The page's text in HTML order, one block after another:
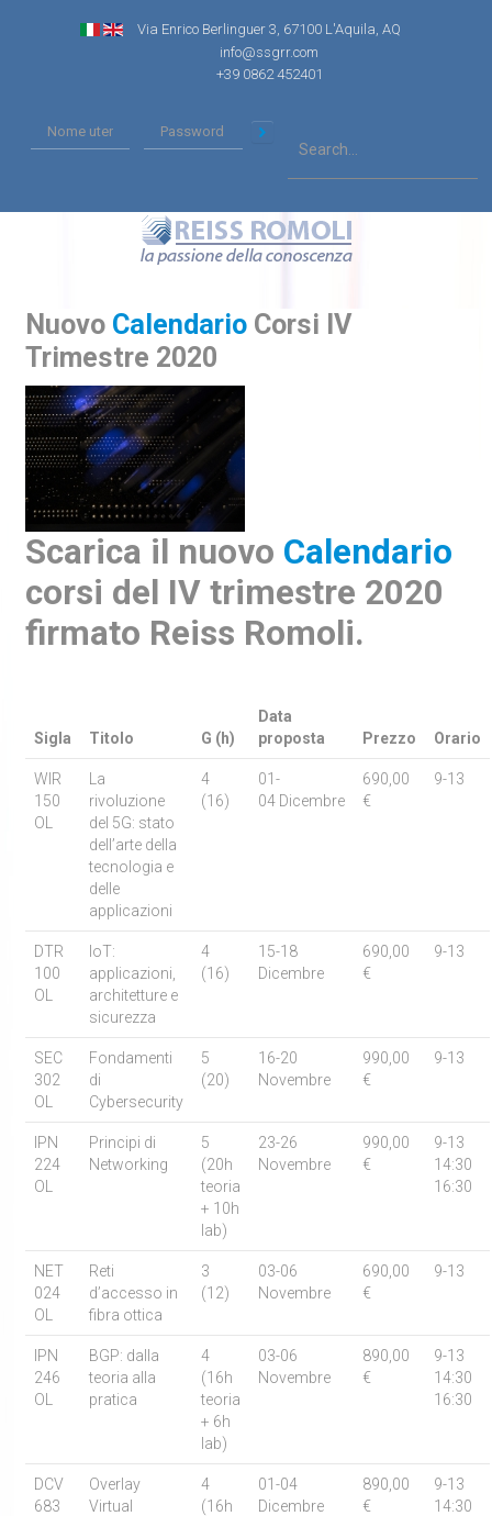
Via Enrico Berlinguer 3, 67100 L'Aquila, AQ
info@ssgrr.com
+39 0862 452401
Nuovo CalendarioCorsi IV
Trimestre 2020
Scarica il nuovo Calendario
corsi del IV trimestre 2020
firmato Reiss Romoli.
Sigla Titolo G (h)
Data
proposta
Prezzo Orario
WIR
150
OL
La
rivoluzione
del 5G: stato
dell’arte della
tecnologia e
delle
applicazioni
4
(16)
01-
04 Dicembre
690,00
€
9-13
DTR
100
OL
IoT:
applicazioni,
architetture e
sicurezza
4
(16)
15-18
Dicembre
690,00
€
9-13
SEC
302
OL
Fondamenti
di
Cybersecurity
5
(20)
16-20
Novembre
990,00
€
9-13
IPN
224
OL
Principi di
Networking
5
(20h
teoria
+ 10h
lab)
23-26
Novembre
990,00
€
9-13
14:30
16:30
NET
024
OL
Reti
d’accesso in
fibra ottica
3
(12)
03-06
Novembre
690,00
€
9-13
IPN
246
OL
BGP: dalla
teoria alla
pratica
4
(16h
teoria
+ 6h
lab)
03-06
Novembre
890,00
€
9-13
14:30
16:30
DCV
683
Overlay
Virtual
4
(16h
01-04
Dicembre
890,00
€
9-13
14:30